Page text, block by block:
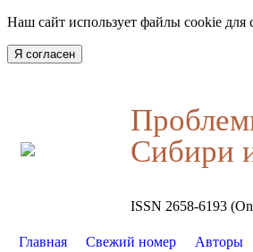
Наш сайт использует файлы cookie для
Я согласен
Сибири
ISSN 2658-6193
Главная Свежий номер Авторы